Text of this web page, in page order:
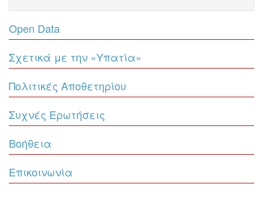
Open Data
Σχετικά με την «Υπατία»
Πολιτικές Αποθετηρίου
Συχνές Ερωτήσεις
Βοήθεια
Επικοινωνία